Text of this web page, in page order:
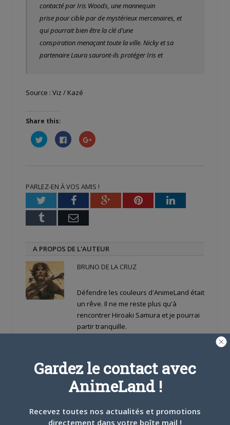
contacté par Iris Woods, une mannequin
prise pour cible par de mystérieux mercenaires, et
qui pourrait bien être la clé d’une
conspiration menaçant toute la ville. Nicky et sa
partenaire Laura sauront-ils protéger Iris et
Source : Viz / Kazé
Share this:
Cliquez
pour
partager
fenêtre)
Cliquez
pour
partager
fenêtre)
Cliquez
pour
nouvelle
fenêtre)
PARLEZ-EN À VOS AMIS !
TwitterFacebookGoogle+PinterestLinkedIn
Tumblr Email
A PROPOS DE L'AUTEUR
BRUNO DE LA CRUZ
Défendre les couleurs d'AnimeLand était
un rêve. Il ne me reste plus qu'à
rencontrer Hiroaki Samura et je pourrai
partir tranquille.
5 AOÛT 2026 0
Gardez le contact avec
AnimeLand !
Recevez toutes nos actualités et promotions
directement dans votre boîte mail !